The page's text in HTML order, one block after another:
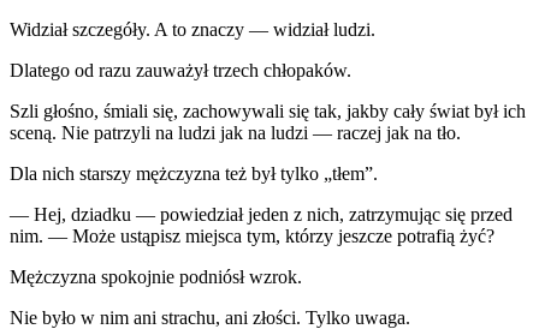
Widział szczegóły. A to znaczy — widział ludzi.
Dlatego od razu zauważył trzech chłopaków.
Szli głośno, śmiali się, zachowywali się tak, jakby cały świat był ich
sceną. Nie patrzyli na ludzi jak na ludzi — raczej jak na tło.
Dla nich starszy mężczyzna też był tylko „tłem”.
— Hej, dziadku — powiedział jeden z nich, zatrzymując się przed
nim. — Może ustąpisz miejsca tym, którzy jeszcze potrafią żyć?
Mężczyzna spokojnie podniósł wzrok.
Nie było w nim ani strachu, ani złości. Tylko uwaga.